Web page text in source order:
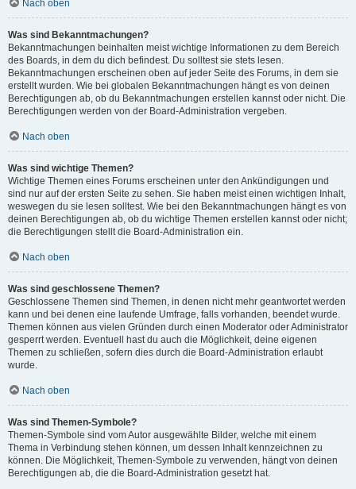
Nach oben
Was sind Bekanntmachungen?
Bekanntmachungen beinhalten meist wichtige Informationen zu dem Bereich
des Boards, in dem du dich befindest. Du solltest sie stets lesen.
Bekanntmachungen erscheinen oben auf jeder Seite des Forums, in dem sie
erstellt wurden. Wie bei globalen Bekanntmachungen hängt es von deinen
Berechtigungen ab, ob du Bekanntmachungen erstellen kannst oder nicht. Die
Berechtigungen werden von der Board-Administration vergeben.
Nach oben
Was sind wichtige Themen?
Wichtige Themen eines Forums erscheinen unter den Ankündigungen und
sind nur auf der ersten Seite zu sehen. Sie haben meist einen wichtigen Inhalt,
weswegen du sie lesen solltest. Wie bei den Bekanntmachungen hängt es von
deinen Berechtigungen ab, ob du wichtige Themen erstellen kannst oder nicht;
die Berechtigungen stellt die Board-Administration ein.
Nach oben
Was sind geschlossene Themen?
Geschlossene Themen sind Themen, in denen nicht mehr geantwortet werden
kann und bei denen eine laufende Umfrage, falls vorhanden, beendet wurde.
Themen können aus vielen Gründen durch einen Moderator oder Administrator
gesperrt werden. Eventuell hast du auch die Möglichkeit, deine eigenen
Themen zu schließen, sofern dies durch die Board-Administration erlaubt
wurde.
Nach oben
Was sind Themen-Symbole?
Themen-Symbole sind vom Autor ausgewählte Bilder, welche mit einem
Thema in Verbindung stehen können, um dessen Inhalt kennzeichnen zu
können. Die Möglichkeit, Themen-Symbole zu verwenden, hängt von deinen
Berechtigungen ab, die die Board-Administration gesetzt hat.